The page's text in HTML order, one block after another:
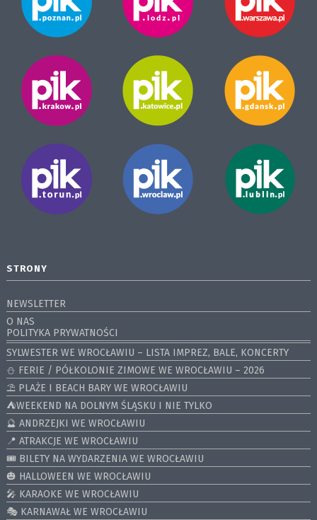
STRONY
NEWSLETTER
O NAS
POLITYKA PRYWATNOŚCI
SYLWESTER WE WROCŁAWIU – LISTA IMPREZ, BALE, KONCERTY
⛄️ FERIE / PÓŁKOLONIE ZIMOWE WE WROCŁAWIU – 2026
⛱️ PLAŻE I BEACH BARY WE WROCŁAWIU
⛺️WEEKEND NA DOLNYM ŚLĄSKU I NIE TYLKO
🔮 ANDRZEJKI WE WROCŁAWIU
📍 ATRAKCJE WE WROCŁAWIU
🎟️ BILETY NA WYDARZENIA WE WROCŁAWIU
🎃 HALLOWEEN WE WROCŁAWIU
🎤 KARAOKE WE WROCŁAWIU
🎭 KARNAWAŁ WE WROCŁAWIU